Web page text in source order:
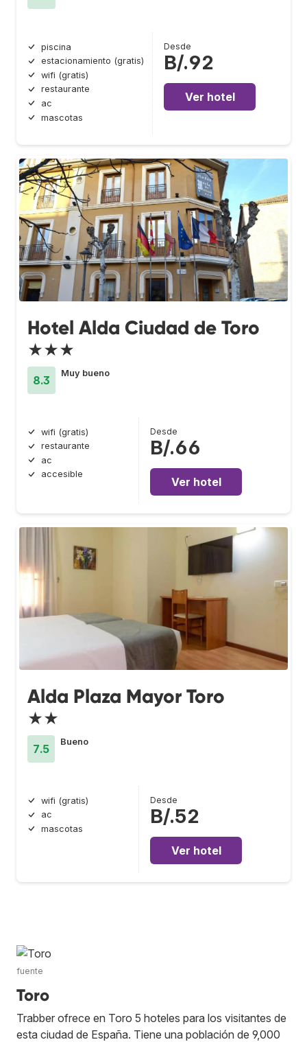
piscina
estacionamiento (gratis)
wifi (gratis)
restaurante
ac
mascotas
Desde
B/.92
Ver hotel
Hotel Alda Ciudad de Toro
★★★
8.3
Muy bueno
wifi (gratis)
restaurante
ac
accesible
Desde
B/.66
Ver hotel
Alda Plaza Mayor Toro
★★
7.5
Bueno
wifi (gratis)
ac
mascotas
Desde
B/.52
Ver hotel
fuente
Toro
Trabber ofrece en Toro 5 hoteles para los visitantes de
esta ciudad de España. Tiene una población de 9,000